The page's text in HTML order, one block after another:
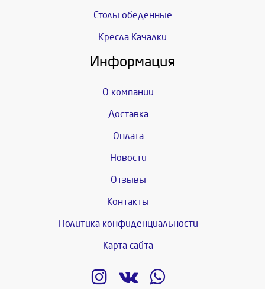
Столы обеденные
Кресла Качалки
Информация
О компании
Доставка
Оплата
Новости
Отзывы
Контакты
Политика конфиденциальности
Карта сайта